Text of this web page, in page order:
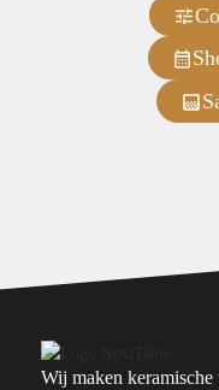
Wij maken keramische